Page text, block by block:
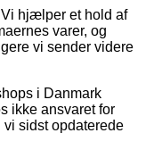
hjælper et hold af
varer, og
vi sender videre
i Danmark
ikke ansvaret for
sidst opdaterede